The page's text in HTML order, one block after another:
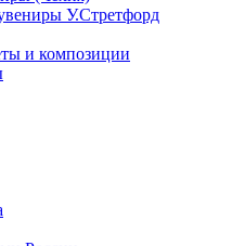
У.Стретфорд
и композиции